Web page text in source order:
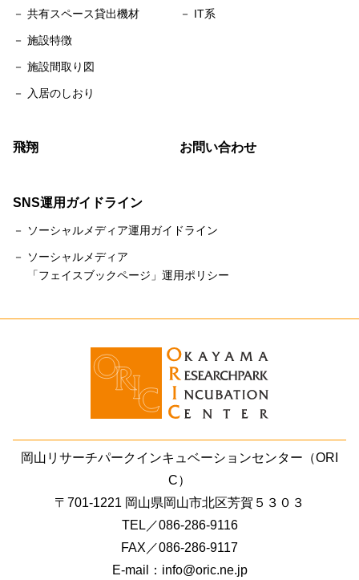
－ 共有スペース貸出機材
－ 施設特徴
－ 施設間取り図
－ 入居のしおり
－ IT系
飛翔 お問い合わせ
SNS運用ガイドライン
－ ソーシャルメディア運用ガイドライン
－ ソーシャルメディア
「フェイスブックページ」運用ポリシー
岡山リサーチパークインキュベーションセンター（ORI
C）
〒701-1221 岡山県岡山市北区芳賀５３０３
TEL／086-286-9116
FAX／086-286-9117
E-mail：info@oric.ne.jp